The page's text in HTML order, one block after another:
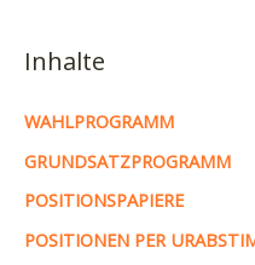
Inhalte
WAHLPROGRAMM
GRUNDSATZPROGRAMM
POSITIONSPAPIERE
POSITIONEN PER